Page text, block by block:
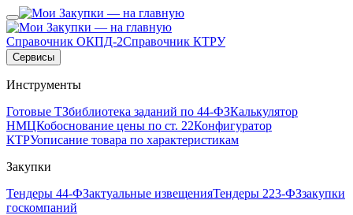
Справочник ОКПД-2Справочник КТРУ
Сервисы
Инструменты
Готовые ТЗбиблиотека заданий по 44-ФЗКалькулятор
НМЦКобоснование цены по ст. 22Конфигуратор
КТРУописание товара по характеристикам
Закупки
Тендеры 44-ФЗактуальные извещенияТендеры 223-ФЗзакупки
госкомпаний